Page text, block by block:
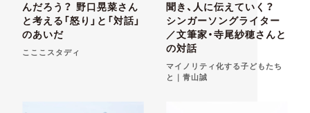
んだろう？ 野口晃菜さん
と考える「怒り」と「対話」
のあいだ
こここスタディ
聞き、人に伝えていく？
シンガーソングライター
／文筆家・寺尾紗穂さんと
の対話
マイノリティ化する子どもたち
と｜青山誠